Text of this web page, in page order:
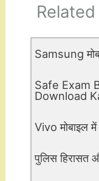
Samsung
Safe Exam
Download
Vivo मोबाइल
पुलिस हिरासत